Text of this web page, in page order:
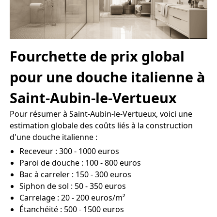
Fourchette de prix global
pour une douche italienne à
Saint-Aubin-le-Vertueux
Pour résumer à Saint-Aubin-le-Vertueux, voici une
estimation globale des coûts liés à la construction
d'une douche italienne :
Receveur : 300 - 1000 euros
Paroi de douche : 100 - 800 euros
Bac à carreler : 150 - 300 euros
Siphon de sol : 50 - 350 euros
Carrelage : 20 - 200 euros/m²
Étanchéité : 500 - 1500 euros